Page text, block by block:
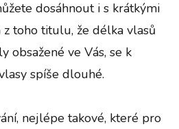
dosáhnout i s krátkými
z toho titulu, že délka vlasů
obsažené ve Vás, se k
spíše dlouhé.
nejlépe takové, které pro